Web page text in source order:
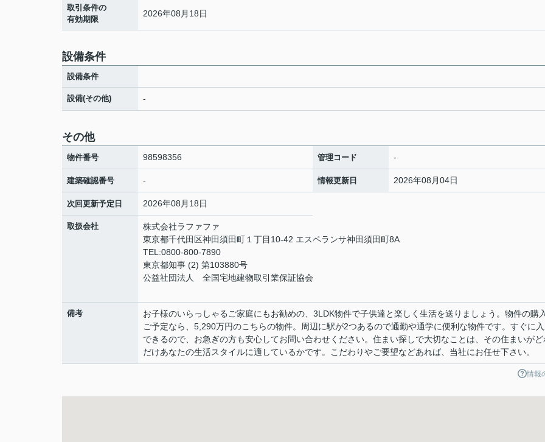
取引条件の
有効期限
2026年08月18日
設備条件
設備条件
設備(その他) -
その他
物件番号 98598356 管理コード -
建築確認番号 - 情報更新日 2026年08月04日
次回更新予定日 2026年08月18日
取扱会社
株式会社ラファファ
東京都千代田区神田須田町１丁目10-42 エスペランサ神田須田町8A
TEL:0800-800-7890
東京都知事 (2) 第103880号
公益社団法人 全国宅地建物取引業保証協会
備考
お子様のいらっしゃるご家庭にもお勧めの、3LDK物件で子供達と楽しく生活を送りましょう。物件の購
ご予定なら、5,290万円のこちらの物件。周辺に駅が2つあるので通勤や通学に便利な物件です。すぐに
できるので、お急ぎの方も安心してお問い合わせください。住まい探しで大切なことは、その住まいがど
だけあなたの生活スタイルに適しているかです。こだわりやご要望などあれば、当社にお任せ下さい。
情報